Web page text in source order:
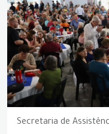
Secretaria de